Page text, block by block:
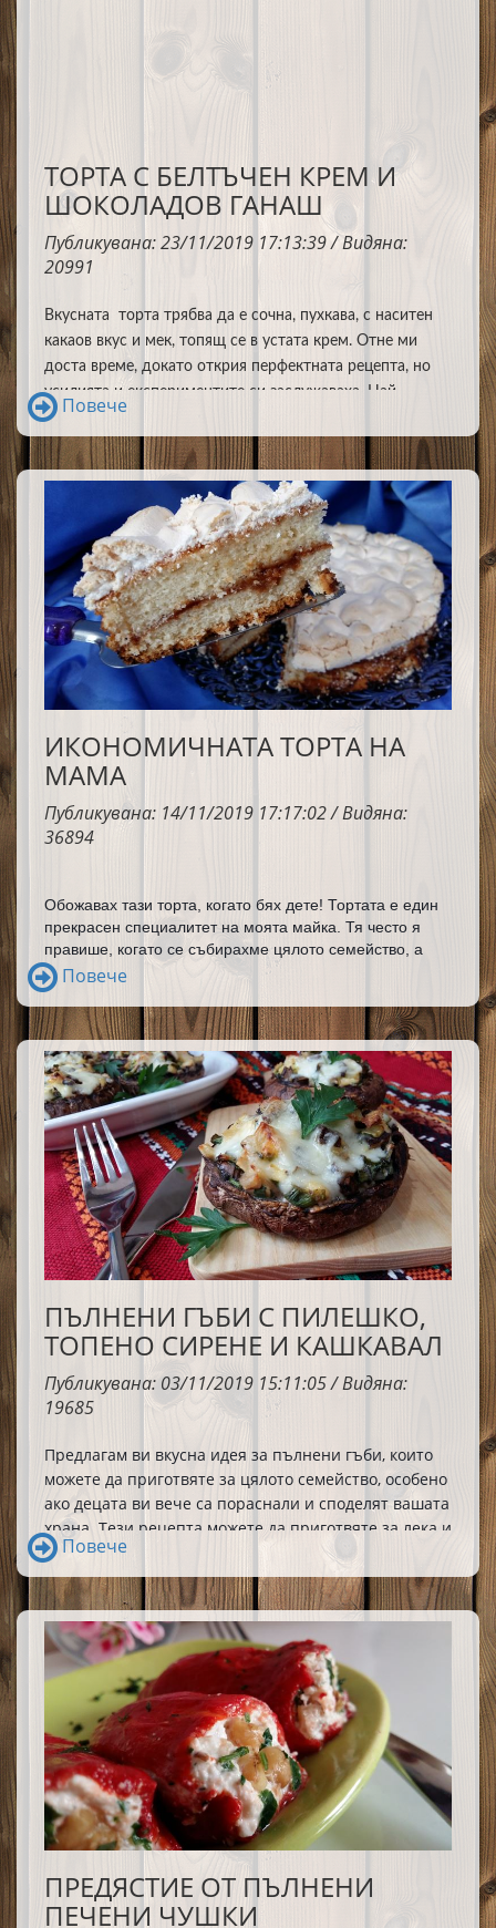
ТОРТА С БЕЛТЪЧЕН КРЕМ И
ШОКОЛАДОВ ГАНАШ
Публикувана: 23/11/2019 17:13:39 / Видяна:
20991
Вкусната торта трябва да е сочна, пухкава, с наситен
какаов вкус и мек, топящ се в устата крем. Отне ми
доста време, докато открия перфектната рецепта, но
усилията и експериментите си заслужаваха. Най-
голямото предимство на тази торта, е че не ви трябват
никакви специални уреди – всички продукти се
забъркват в една купа с помощта на миксер и после се
изливат във форма за кекс.
Повече
ИКОНОМИЧНАТА ТОРТА НА
МАМА
Публикувана: 14/11/2019 17:17:02 / Видяна:
36894
Обожавах тази торта, когато бях дете! Тортата е един
прекрасен специалитет на моята майка. Тя често я
правише, когато се събирахме цялото семейство, а
сега, аз я приготвям на моето и всички много я
обичаме.
Повече
ПЪЛНЕНИ ГЪБИ С ПИЛЕШКО,
ТОПЕНО СИРЕНЕ И КАШКАВАЛ
Публикувана: 03/11/2019 15:11:05 / Видяна:
19685
Предлагам ви вкусна идея за пълнени гъби, които
можете да приготвяте за цялото семейство, особено
ако децата ви вече са пораснали и споделят вашата
храна. Тези рецепта можете да приготвяте за лека и
вкусна вечеря или да поднасяте като предястия за
специални случаи. Не съм конкретизирала
количества и грамове, защото рецептата
може да бъде импровизирана и сътворена
„на око“ и според конкретната численост на
гладниците.
Повече
ПРЕДЯСТИЕ ОТ ПЪЛНЕНИ
ПЕЧЕНИ ЧУШКИ